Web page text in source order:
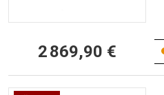
2 869,90 €